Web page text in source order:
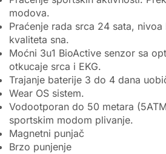
modova.
Praćenje rada srca 24 sata, nivoa
kvaliteta sna.
Moćni 3u1 BioActive senzor sa
otkucaje srca i EKG.
Trajanje baterije 3 do 4 dana
Wear OS sistem.
Vodootporan do 50 metara
sportskim modom plivanje.
Magnetni punjač
Brzo punjenje